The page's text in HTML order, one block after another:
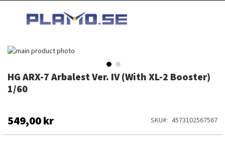
INNEHÅLLET
HG ARX-7 Arbalest Ver. IV (With XL-2 Booster)
1/60
549,00 kr SKU 4573102567567
Hoppa
av
bildgalleriet
Hoppa
till
början
bildgalleriet